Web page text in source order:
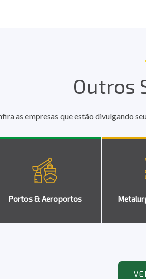
Outros
as empresas que estão divulgando
Portos & Aeroportos